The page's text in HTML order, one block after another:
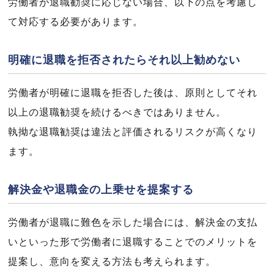
労働者が退職勧奨に応じない場合、以下の点を考慮し
て対応する必要があります。
明確に退職を拒否されたらそれ以上勧めない
労働者が明確に退職を拒否した後は、原則としてそれ
以上の退職勧奨を続けるべきではありません。
執拗な退職勧奨は違法と評価されるリスクが高くなり
ます。
解決金や退職金の上乗せを提案する
労働者が退職に難色を示した場合には、解決金の支払
いといった形で労働者に退職することでのメリットを
提案し、意向を変える方法も考えられます。